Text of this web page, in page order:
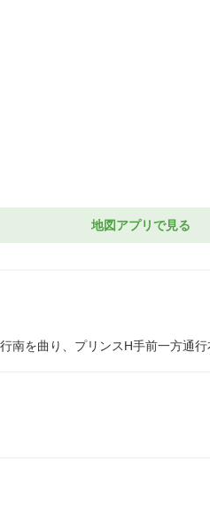
地図アプリで見る
南を曲り、プリンスH手前一方通行